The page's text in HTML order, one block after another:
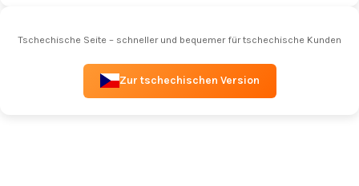
Tschechische Seite – schneller und bequemer für tschechische Kunden
Zur tschechischen Version